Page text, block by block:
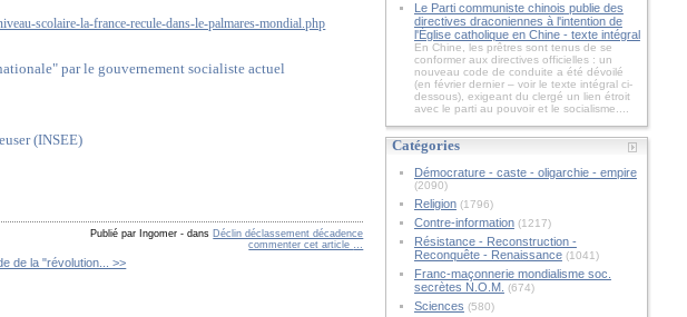
scolaire-la-france-recule-dans-le-palmares-mondial.php
par le gouvernement socialiste actuel
(INSEE)
Publié par Ingomer - dans Déclin déclassement décadence
commenter cet article
de la "révolution... >>
Le Parti communiste chinois publie des
directives draconiennes à l'intention de
l'Église catholique en Chine - texte intégral
En Chine, les prêtres sont tenus de se
conformer aux directives officielles : un
nouveau code de conduite a été dévoilé
(en février dernier – voir le texte intégral ci-
dessous), exigeant du clergé un lien étroit
avec le parti au pouvoir et le socialisme....
Catégories
Démocrature - caste - oligarchie - empire
(2090)
Religion(1796)
Contre-information(1217)
Résistance - Reconstruction -
Reconquête - Renaissance(1041)
Franc-maçonnerie mondialisme soc.
secrètes N.O.M. (674)
Sciences (580)